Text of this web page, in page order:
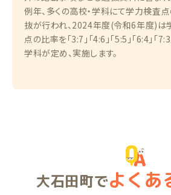
例年、多くの高校・学科にて学力検査
抜が行われ、2024年度(令和6年度)は
点の比率を「3:7」「4:6」「5:5」「6:4」「
学科が定め、実施します。
大石田町でよくあ